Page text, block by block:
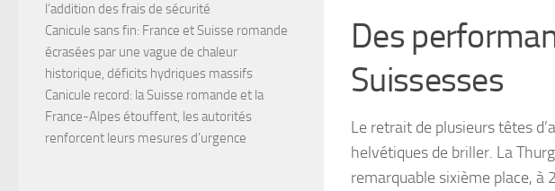
Des
Suissesses
Le retrait de plusieurs têtes
helvétiques de briller. La
remarquable sixième place, à
l’addition des frais de sécurité
Canicule sans fin: France et Suisse romande
écrasées par une vague de chaleur
historique, déficits hydriques massifs
Canicule record: la Suisse romande et la
France-Alpes étouffent, les autorités
renforcent leurs mesures d’urgence